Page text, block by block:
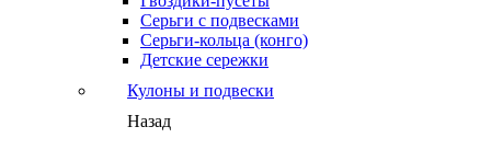
Серьги с подвесками
Серьги-кольца (конго)
Детские сережки
Кулоны и подвески
Назад